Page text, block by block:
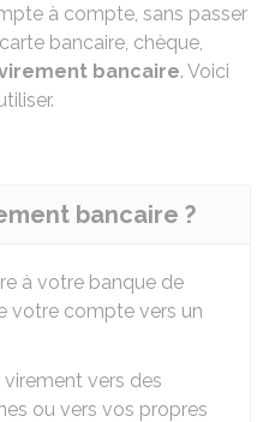
à compte, sans passer
bancaire, chèque,
bancaire. Voici
bancaire ?
à votre banque de
votre compte vers un
vers des
ou vers vos propres